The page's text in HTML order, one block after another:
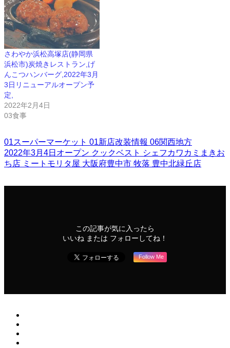
さわやか浜松高塚店(静岡県
浜松市)炭焼きレストラン,げ
んこつハンバーグ,2022年3月
3日リニューアルオープン予
定,
2022年2月4日
03食事
01スーパーマーケット 01新店改装情報 06関西地方
2022年3月4日オープン クックベスト シェフカワカミまきお
ち店 ミートモリタ屋 大阪府豊中市 牧落 豊中北緑丘店
この記事が気に入ったら
いいね または フォローしてね！
Follow Me